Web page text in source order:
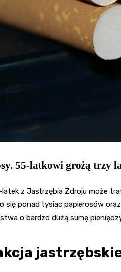
55-latkowi grożą trzy
latek z Jastrzębia Zdroju może
się ponad tysiąc papierosów
o bardzo dużą sumę